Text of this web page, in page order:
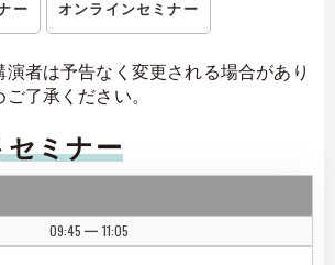
ー オンラインセミナー
者は予告なく変更される場合があり
了承ください。
セミナー
09:45
| 11:05